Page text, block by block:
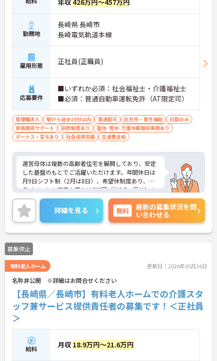
勤務地
長崎県 長崎市
長崎電気軌道本線
雇用形態 正社員(正職員)
応募要件
■いずれか必須：社会福祉士・介護福祉士
■必須：普通自動車運転免許（AT限定可）
管理職求人 駅から徒歩10分以内 車通勤可 託児所・育児補助
日勤のみ
資格取得サポート
研修制度あり
産休･育休･介護休暇取得実績あり
ボーナス・賞与あり
社会保険完備 交通費支給
運営母体は複数の高齢者住宅を展開しており、安定
した基盤のもとでご活躍いただけます。年間休日は
月9日シフト制（2月は8日）、希望休制度あり、プ
ライベートも充実♪賞与は年2回（計2.5ヶ月分）の
実績があり、頑張りが評価される環境です。社員給
食（食事補助手当5,600円支給）や育児給付金制度
（最大10万円支給）など、福利厚生も魅力。社内研
修や資格取得支援制度（対象資格の取得費用を最大
10万円まで補助）も整っており、スキルアップを目
指せます。福祉施設でのマネジメント経験を活かし
たい方、スタッフ育成やより良い施設づくりに情熱
を注げる方、ワークライフバランスを大切にしなが
らキャリアアップを目指したい方をお待ちしていま
す。
詳細を見る 無料
最新の募集状況を問
い合わせる
募集停止
有料老人ホーム 更新日：2026年05月26日
名称非公開 ※詳細はお問合せください
【長崎県／長崎市】有料老人ホームでの介護スタ
ッフ兼サービス提供責任者の募集です！＜正社員
＞
給料 月収 18.9万円～21.6万円